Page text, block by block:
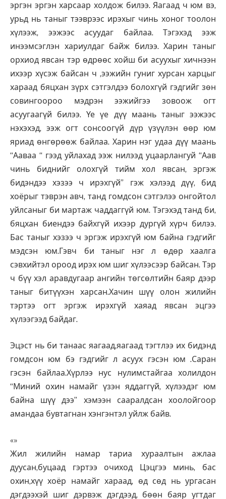
эргэн эргэн харсаар холдож билээ. Яагаад ч юм вэ,
урьд нь таныг тээврээс ирэхыг чинь хоног тоолон
хүлээж, ээжээс асуудаг байлаа. Тэгэхэд ээж
инээмсэглэн хариулдаг байж билээ. Харин таныг
орхиод явсан тэр өдрөөс хойш би асуухыг хичнээн
ихээр хүсэж байсан ч ,ээжийн гуниг хурсан харцыг
хараад бяцхан зүрх сэтгэлдээ болохгүй гэдгийг зөн
совингоороо мэдрэн ээжийгээ зовоож огт
асуугаагүй билээ. Үе үе дүү маань таныг ээжээс
нэхэхэд, ээж огт сонсоогүй дүр үзүүлэн өөр юм
яриад өнгөрөөж байлаа. Харин нэг удаа дүү маань
“Ааваа “ гээд уйлахад ээж нилээд уцаарлангуй “Аав
чинь биднийг олохгүй тийм хол явсан, эргэж
бидэндээ хэзээ ч ирэхгүй” гэж хэлээд дүү, бид
хоёрыг тэврэн авч, танд гомдсон сэтгэлээ онгойтол
уйлсаныг би мартаж чаддаггүй юм. Тэгэхэд танд би,
бяцхан биендээ байхгүй ихээр дургүй хүрч билээ.
Бас таныг хэзээ ч эргэж ирэхгүй юм байна гэдгийг
мэдсэн юм.Гэвч би таныг нэг л өдөр хаалга
сэвхийтэл ороод ирэх юм шиг хүлээсээр байсан. Тэр
ч бүү хэл аравдугаар ангийн төгсөлтийн баяр дээр
таныг битүүхэн харсан.Хачин шүү олон жилийн
тэртээ огт эргэж ирэхгүй хаяад явсан эцгээ
хүлээгээд байдаг.
Эцэст нь би танаас яагаад,яагаад тэгтлээ их бидэнд
гомдсон юм бэ гэдгийг л асуух гэсэн юм .Саран
гэсэн байлаа.Хүрлээ нус нулимстайгаа холилдон
“Миний охин намайг үзэн яддаггүй, хүлээдэг юм
байна шүү дээ” хэмээн сааралдсан хоолойгоор
амандаа бувтагнан хэнгэнтэл уйлж байв.
«»
Жил жилийн намар тариа хураалтын ажлаа
дуусан,буцаад гэртээ очиход Цэцгээ минь, бас
охин,хүү хоёр намайг хараад, өд сөд нь ургасан
дэгдээхэй шиг дэрвэж дэгдээд, бөөн баяр угтдаг